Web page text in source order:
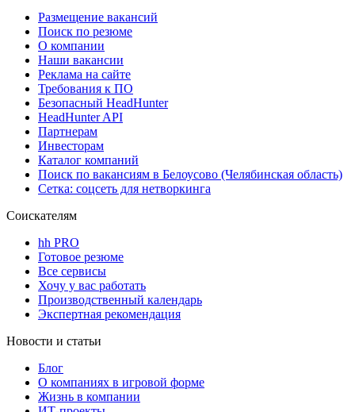
Размещение вакансий
Поиск по резюме
О компании
Наши вакансии
Реклама на сайте
Требования к ПО
Безопасный HeadHunter
HeadHunter API
Партнерам
Инвесторам
Каталог компаний
Поиск по вакансиям в Белоусово (Челябинская область)
Сетка: соцсеть для нетворкинга
Соискателям
hh PRO
Готовое резюме
Все сервисы
Хочу у вас работать
Производственный календарь
Экспертная рекомендация
Новости и статьи
Блог
О компаниях в игровой форме
Жизнь в компании